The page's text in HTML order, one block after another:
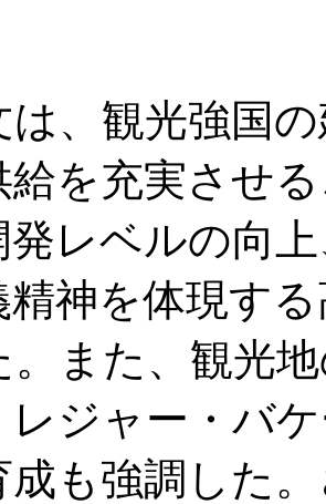
は、観光強国
給を充実させ
発レベルの向
精神を体現す
。また、観光
レジャー・バ
成も強調した